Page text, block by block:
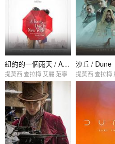
紐約的一個雨天 / A Rainy Day in New York
提莫西·查拉梅 艾麗·范寧
沙丘 / Dune